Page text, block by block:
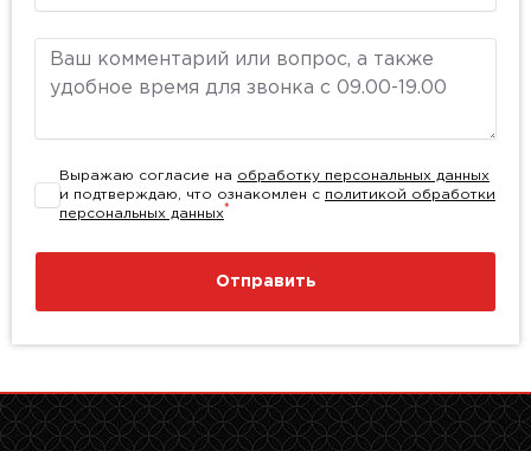
Комментарий
Выражаю согласие на обработку персональных данных
и подтверждаю, что ознакомлен с политикой обработки
персональных данных*
Отправить